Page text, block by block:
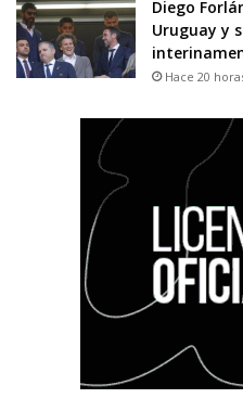
Diego
Uruguay y
Hace 20